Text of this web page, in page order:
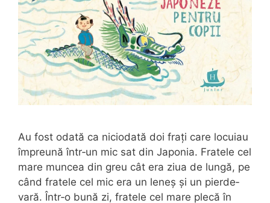
Au fost odată ca niciodată doi frați care locuiau
împreună într‐un mic sat din Japonia. Fratele cel
mare muncea din greu cât era ziua de lungă, pe
când fratele cel mic era un leneș și un pierde‐
vară. Într‐o bună zi, fratele cel mare plecă în